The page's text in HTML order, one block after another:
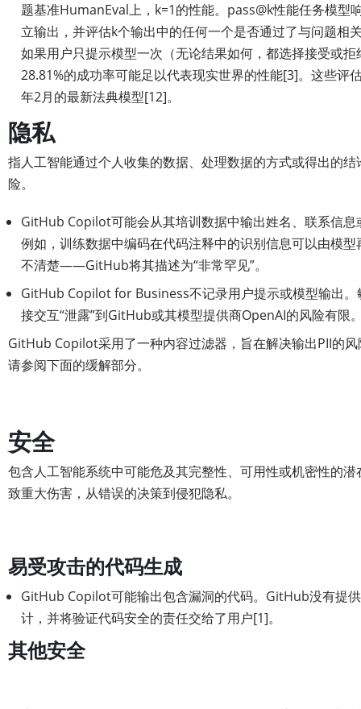
题基准HumanEval上，k=1的性能。pass@k性能任务模型
立输出，并评估k个输出中的任何一个是否通过了与问题相
如果用户只提示模型一次（无论结果如何，都选择接受或
28.81%的成功率可能足以代表现实世界的性能[3]。这些评
年2月的最新法典模型[12]。
隐私
指人工智能通过个人收集的数据、处理数据的方式或得出的
险。
GitHub Copilot可能会从其培训数据中输出姓名、联系信
例如，训练数据中编码在代码注释中的识别信息可以由模
不清楚——GitHub将其描述为“非常罕见”。
GitHub Copilot for Business不记录用户提示或模型输出。
接交互“泄露”到GitHub或其模型提供商OpenAI的风险有限
GitHub Copilot采用了一种内容过滤器，旨在解决输出PII的
请参阅下面的缓解部分。
安全
包含人工智能系统中可能危及其完整性、可用性或机密性的
致重大伤害，从错误的决策到侵犯隐私。
易受攻击的代码生成
GitHub Copilot可能输出包含漏洞的代码。GitHub没有提
计，并将验证代码安全的责任交给了用户[1]。
其他安全